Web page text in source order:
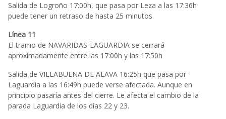
Salida de Logroño 17:00h, que pasa por Leza a las 17:36h
puede tener un retraso de hasta 25 minutos.
Línea 11
El tramo de NAVARIDAS-LAGUARDIA se cerrará
aproximadamente entre las 17:00h y las 17:50h
Salida de VILLABUENA DE ALAVA 16:25h que pasa por
Laguardia a las 16:49h puede verse afectada. Aunque en
principio pasaría antes del cierre. Le afecta el cambio de la
parada Laguardia de los días 22 y 23.